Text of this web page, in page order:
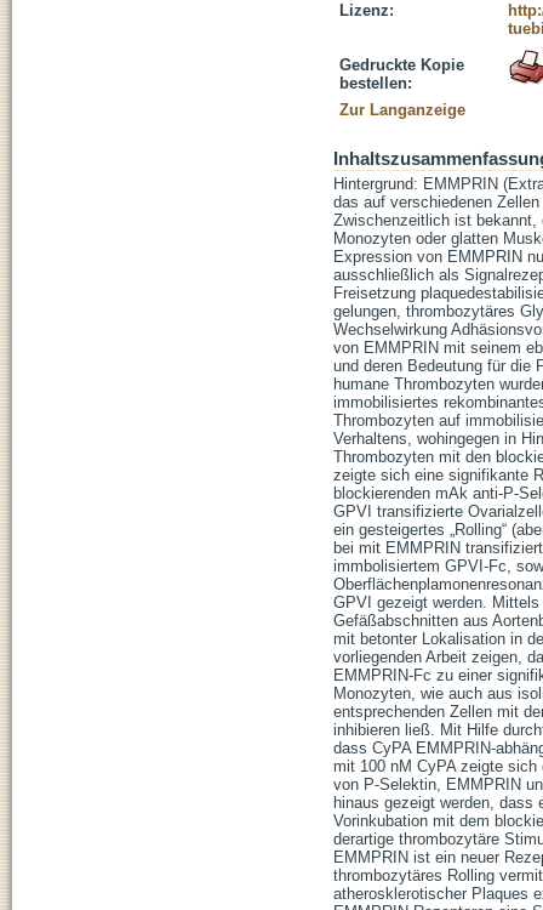
Lizenz:
Gedruckte Kopie
bestellen:
Zur Langanzeige
Hintergrund: EMMPRIN
das auf verschiedenen
Zwischenzeitlich ist bekannt,
Monozyten oder glatten
Expression von EMMPRIN
ausschließlich als
Freisetzung
gelungen, thrombozytäres
Wechselwirkung
von EMMPRIN mit seinem
und deren Bedeutung für die
humane Thrombozyten
immobilisiertes
Thrombozyten auf
Verhaltens, wohingegen in
Thrombozyten mit den
zeigte sich eine signifikante
blockierenden mAk anti-P-
GPVI transifizierte
ein gesteigertes „Rolling“
bei mit EMMPRIN
immbolisiertem GPVI-Fc,
GPVI gezeigt werden.
Gefäßabschnitten aus
mit betonter Lokalisation in
vorliegenden Arbeit zeigen,
EMMPRIN-Fc zu einer
Monozyten, wie auch aus
entsprechenden Zellen mit
inhibieren ließ. Mit Hilfe
dass CyPA EMMPRIN-
mit 100 nM CyPA zeigte
von P-Selektin, EMMPRIN
hinaus gezeigt werden,
Vorinkubation mit dem
derartige thrombozytäre
EMMPRIN ist ein neuer
thrombozytäres Rolling
atherosklerotischer Plaques